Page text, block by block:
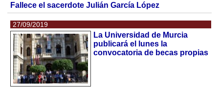
Fallece el sacerdote Julián García López
27/09/2019
La Universidad de Murcia
publicará el lunes la
convocatoria de becas propias